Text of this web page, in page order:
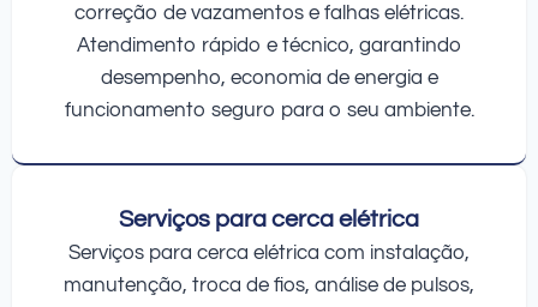
correção de vazamentos e falhas elétricas.
Atendimento rápido e técnico, garantindo
desempenho, economia de energia e
funcionamento seguro para o seu ambiente.
Serviços para cerca elétrica
Serviços para cerca elétrica com instalação,
manutenção, troca de fios, análise de pulsos,